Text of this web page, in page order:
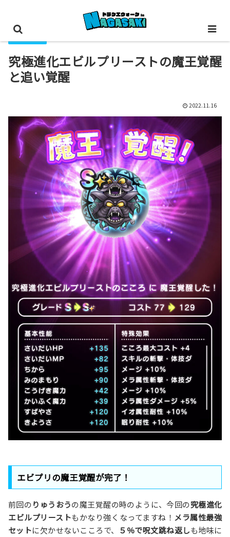
究極進化エビルプリーストの魔王覚醒
と追い覚醒
2022.11.16
エビプリの魔王覚醒が完了！
前回のりゅうおうの魔王覚醒の時のように、今回の究極進化
エビルプリーストもかなり強くなってますね！ メラ属性最強
セットに欠かせないこころで、 ５％で呪文跳ね返しも地味に